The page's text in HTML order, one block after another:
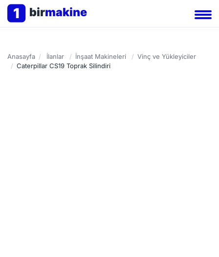
1 birmakine
Anasayfa / İlanlar / İnşaat Makineleri / Vinç ve Yükleyiciler
/ Caterpillar CS19 Toprak Silindiri